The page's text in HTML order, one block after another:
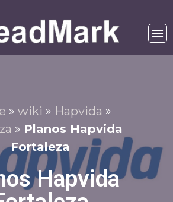
» wiki » Hapvida »
» Planos Hapvida
Fortaleza
Hapvida